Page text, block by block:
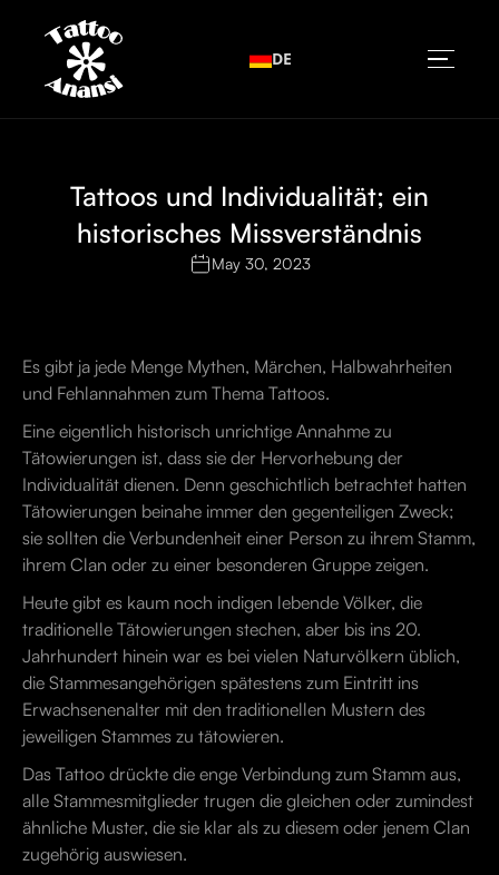
DE
Tattoos und Individualität; ein
historisches Missverständnis
May 30, 2023
Es gibt ja jede Menge Mythen, Märchen, Halbwahrheiten
und Fehlannahmen zum Thema Tattoos.
Eine eigentlich historisch unrichtige Annahme zu
Tätowierungen ist, dass sie der Hervorhebung der
Individualität dienen. Denn geschichtlich betrachtet hatten
Tätowierungen beinahe immer den gegenteiligen Zweck;
sie sollten die Verbundenheit einer Person zu ihrem Stamm,
ihrem Clan oder zu einer besonderen Gruppe zeigen.
Heute gibt es kaum noch indigen lebende Völker, die
traditionelle Tätowierungen stechen, aber bis ins 20.
Jahrhundert hinein war es bei vielen Naturvölkern üblich,
die Stammesangehörigen spätestens zum Eintritt ins
Erwachsenenalter mit den traditionellen Mustern des
jeweiligen Stammes zu tätowieren.
Das Tattoo drückte die enge Verbindung zum Stamm aus,
alle Stammesmitglieder trugen die gleichen oder zumindest
ähnliche Muster, die sie klar als zu diesem oder jenem Clan
zugehörig auswiesen.